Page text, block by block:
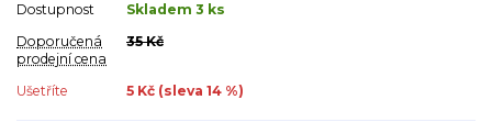
Dostupnost
Skladem 3 ks
Doporučená
prodejní cena
35 Kč
Ušetříte 5 Kč (sleva 14 %)